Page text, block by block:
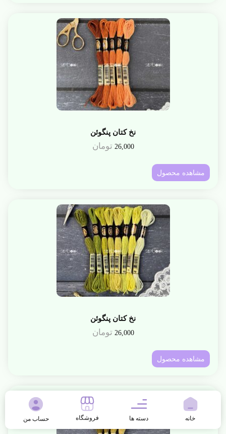
نخ کتان پنگوئن
26,000 تومان
مشاهده محصول
نخ کتان پنگوئن
26,000 تومان
مشاهده محصول
خانه دسته ها فروشگاه حساب من